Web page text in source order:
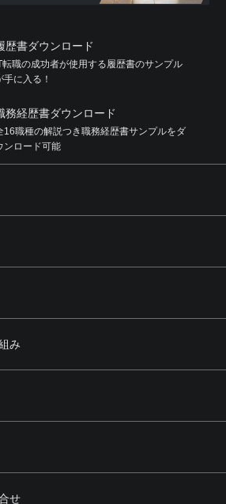
歴書ダウンロード
転職の成功者が使用する履歴書のサンプル
手に入る！
務経歴書ダウンロード
16職種の解説つき職務経歴書サンプルをダ
ンロード可能
み
せ